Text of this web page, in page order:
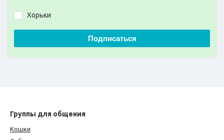
Хорьки
Подписаться
Группы для общения
Кошки